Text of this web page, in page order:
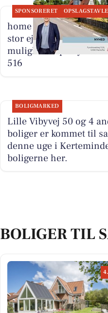
SPONSORERET
home Kerteminde
stor ejendom med
muligheder på
516
BOLIGMARKED
Lille Vibyvej 50 og 4
boliger er kommet til
denne uge i
boligerne her.
BOLIGER TIL